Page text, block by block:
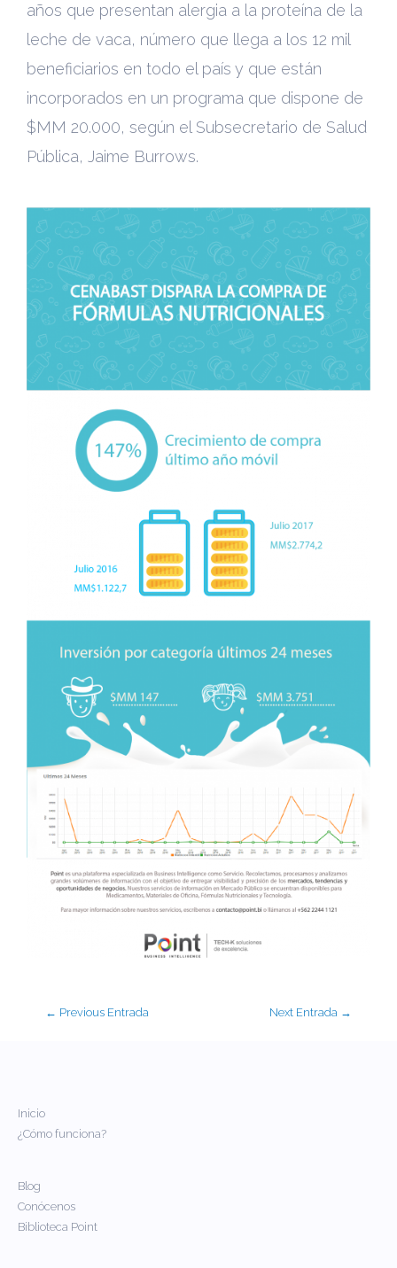
años que presentan alergia a la proteína de la
leche de vaca, número que llega a los 12 mil
beneficiarios en todo el país y que están
incorporados en un programa que dispone de
$MM 20.000, según el Subsecretario de Salud
Pública, Jaime Burrows.
← Previous Entrada Next Entrada →
Inicio
¿Cómo funciona?
Blog
Conócenos
Biblioteca Point